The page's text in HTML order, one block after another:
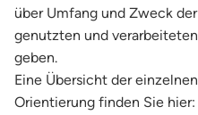
über Umfang und Zweck
genutzten und
geben.
Eine Übersicht der
Orientierung finden Sie hier: